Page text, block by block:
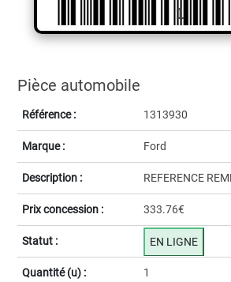
Pièce automobile
Référence : 1313930
Marque : Ford
Description : REFERENCE
Prix concession : 333.76€
Statut : EN LIGNE
Quantité (u) : 1
1